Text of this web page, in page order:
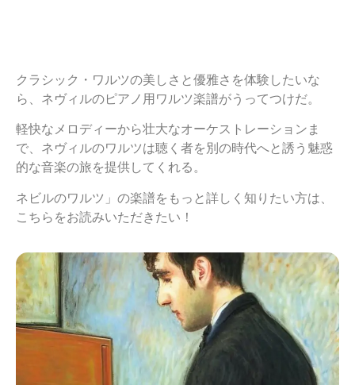
クラシック・ワルツの美しさと優雅さを体験したいな
ら、ネヴィルのピアノ用ワルツ楽譜がうってつけだ。
軽快なメロディーから壮大なオーケストレーションま
で、ネヴィルのワルツは聴く者を別の時代へと誘う魅惑
的な音楽の旅を提供してくれる。
ネビルのワルツ」の楽譜をもっと詳しく知りたい方は、
こちらをお読みいただきたい！